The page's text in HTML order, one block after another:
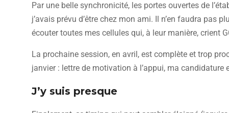
Par une belle synchronicité, les portes ouvertes de
j’avais prévu d’être chez mon ami. Il n’en faudra pas
écouter toutes mes cellules qui, à leur manière, crient
La prochaine session, en avril, est complète et trop
janvier : lettre de motivation à l’appui, ma candidature
J’y suis presque